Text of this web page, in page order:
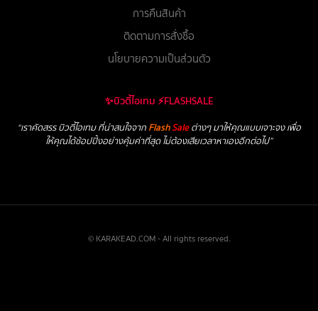
การคืนสินค้า
ติดตามการสั่งซื้อ
นโยบายความเป็นส่วนตัว
✨บิวตี้ไอเทม ⚡FLASHSALE
“เราคัดสรร บิวตี้ไอเทม ที่น่าสนใจจาก FlashSaleต่างๆ มาให้คุณแบบเจาะจง เพื่อ
ให้คุณได้ช้อปปิ้งอย่างคุ้มค่าที่สุด ไม่ต้องเสียเวลาหาเองอีกต่อไป”
© KARAKEAD.COM - All rights reserved.